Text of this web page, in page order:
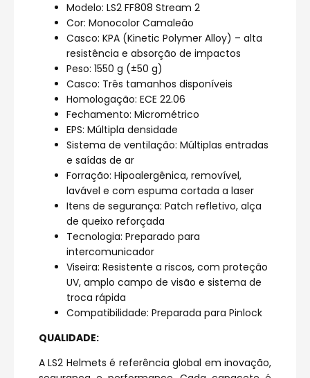
Modelo: LS2 FF808 Stream 2
Cor: Monocolor Camaleão
Casco: KPA (Kinetic Polymer Alloy) – alta
resistência e absorção de impactos
Peso: 1550 g (±50 g)
Casco: Três tamanhos disponíveis
Homologação: ECE 22.06
Fechamento: Micrométrico
EPS: Múltipla densidade
Sistema de ventilação: Múltiplas entradas
e saídas de ar
Forração: Hipoalergênica, removível,
lavável e com espuma cortada a laser
Itens de segurança: Patch refletivo, alça
de queixo reforçada
Tecnologia: Preparado para
intercomunicador
Viseira: Resistente a riscos, com proteção
UV, amplo campo de visão e sistema de
troca rápida
Compatibilidade: Preparada para Pinlock
QUALIDADE:
A LS2 Helmets é referência global em inovação,